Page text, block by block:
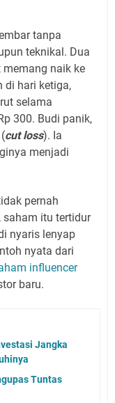
tanpa
teknikal. Dua
memang naik ke
di hari ketiga,
selama
300. Budi panik,
cut loss). Ia
menjadi
pernah
saham itu tertidur
nyaris lenyap
nyata dari
influencer
baru.
Jangka
Tuntas